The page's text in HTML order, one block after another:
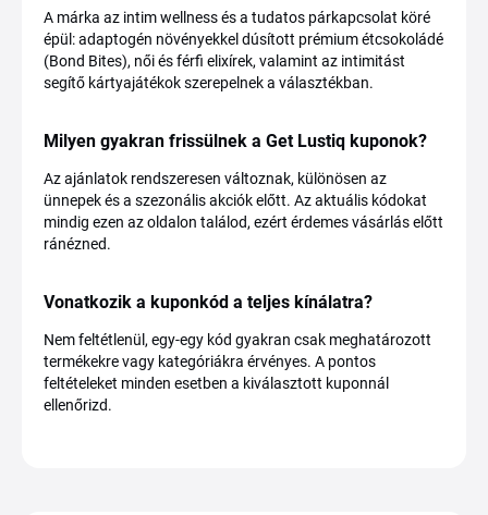
A márka az intim wellness és a tudatos párkapcsolat köré
épül: adaptogén növényekkel dúsított prémium étcsokoládé
(Bond Bites), női és férfi elixírek, valamint az intimitást
segítő kártyajátékok szerepelnek a választékban.
Milyen gyakran frissülnek a Get Lustiq kuponok?
Az ajánlatok rendszeresen változnak, különösen az
ünnepek és a szezonális akciók előtt. Az aktuális kódokat
mindig ezen az oldalon találod, ezért érdemes vásárlás előtt
ránézned.
Vonatkozik a kuponkód a teljes kínálatra?
Nem feltétlenül, egy-egy kód gyakran csak meghatározott
termékekre vagy kategóriákra érvényes. A pontos
feltételeket minden esetben a kiválasztott kuponnál
ellenőrizd.